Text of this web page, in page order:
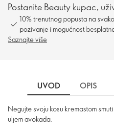
Postanite Beauty kupac,
10% trenutnog popusta na
pozivanje i mogućnost
Saznajte više
UVOD OPIS
Negujte svoju kosu kremastom
uljem avokada.